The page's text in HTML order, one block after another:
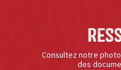
Consultez notre
des